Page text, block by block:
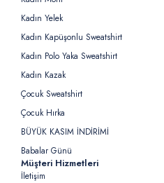
Kadın Yelek
Kadın Kapüşonlu Sweatshirt
Kadın Polo Yaka Sweatshirt
Kadın Kazak
Çocuk Sweatshirt
Çocuk Hırka
BÜYÜK KASIM İNDİRİMİ
Babalar Günü
Müşteri Hizmetleri
İletişim